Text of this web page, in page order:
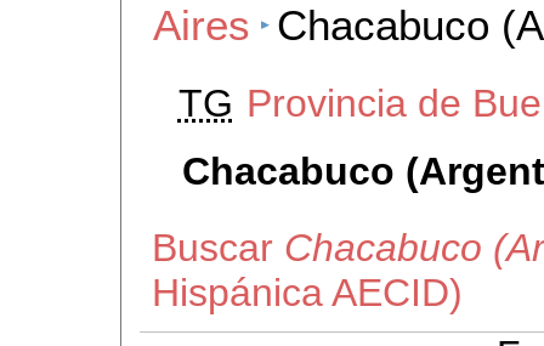
Aires
Chacabuco
TG Provincia de
Chacabuco
Buscar Chacabuco
Hispánica AECID)